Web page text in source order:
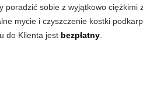
poradzić sobie z wyjątkowo ciężkimi
mycie i czyszczenie kostki
do Klienta jest bezpłatny